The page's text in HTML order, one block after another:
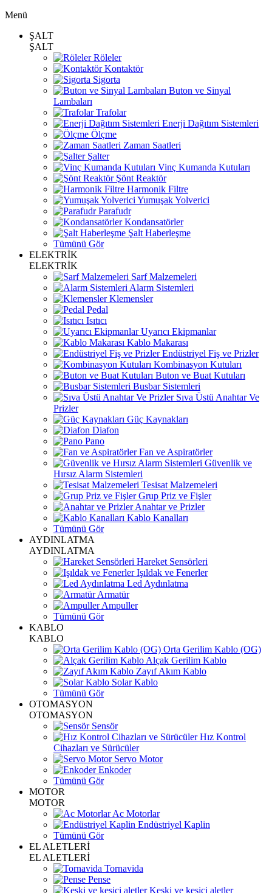
Menü
ŞALT
ŞALT
Röleler
Kontaktör
Sigorta
Buton ve Sinyal
Lambaları
Trafolar
Enerji Dağıtım Sistemleri
Ölçme
Zaman Saatleri
Şalter
Vinç Kumanda Kutuları
Şönt Reaktör
Harmonik Filtre
Yumuşak Yolverici
Parafudr
Kondansatörler
Şalt Haberleşme
Tümünü Gör
ELEKTRİK
ELEKTRİK
Sarf Malzemeleri
Alarm Sistemleri
Klemensler
Pedal
Isıtıcı
Uyarıcı Ekipmanlar
Kablo Makarası
Endüstriyel Fiş ve Prizler
Kombinasyon Kutuları
Buton ve Buat Kutuları
Busbar Sistemleri
Sıva Üstü Anahtar Ve
Prizler
Güç Kaynakları
Diafon
Pano
Fan ve Aspiratörler
Güvenlik ve
Hırsız Alarm Sistemleri
Tesisat Malzemeleri
Grup Priz ve Fişler
Anahtar ve Prizler
Kablo Kanalları
Tümünü Gör
AYDINLATMA
AYDINLATMA
Hareket Sensörleri
Işıldak ve Fenerler
Led Aydınlatma
Armatür
Ampuller
Tümünü Gör
KABLO
KABLO
Orta Gerilim Kablo (OG)
Alçak Gerilim Kablo
Zayıf Akım Kablo
Solar Kablo
Tümünü Gör
OTOMASYON
OTOMASYON
Sensör
Hız Kontrol
Cihazları ve Sürücüler
Servo Motor
Enkoder
Tümünü Gör
MOTOR
MOTOR
Ac Motorlar
Endüstriyel Kaplin
Tümünü Gör
EL ALETLERİ
EL ALETLERİ
Tornavida
Pense
Keski ve kesici aletler